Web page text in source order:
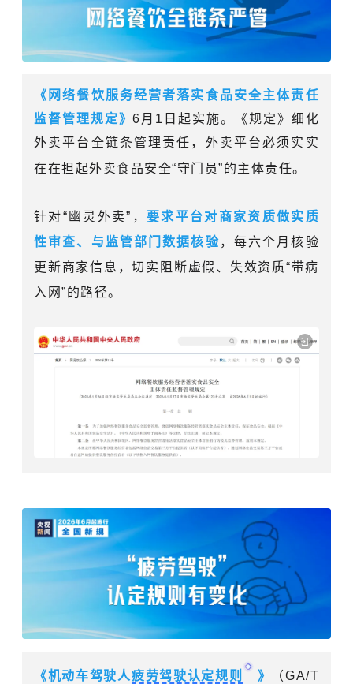
《网络餐饮服务经营者落实食品安全主体责任
监督管理规定》6月1日起实施。
《规定》细化
外卖平台全链条管理责任，外卖平台必须实实
在在担起外卖食品安全“守门员”的主体责任。
针对“幽灵外卖”， 要求平台对商家资质做实质
性审查、与监管部门数据核验，每六个月核验
更新商家信息，切实阻断虚假、失效资质“带病
入网”的路径。
《机动车驾驶人疲劳驾驶认定规则 》
（GA/T